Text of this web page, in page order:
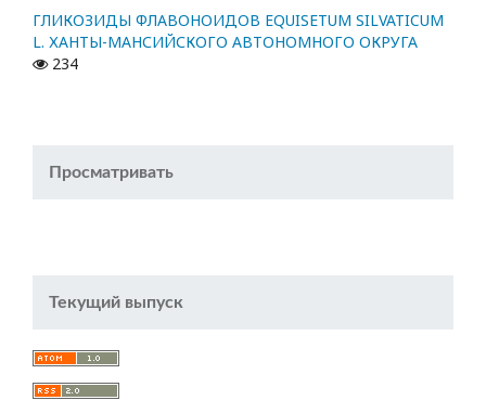
ГЛИКОЗИДЫ ФЛАВОНОИДОВ EQUISETUM SILVATICUM
L. ХАНТЫ-МАНСИЙСКОГО АВТОНОМНОГО ОКРУГА
234
Просматривать
Текущий выпуск